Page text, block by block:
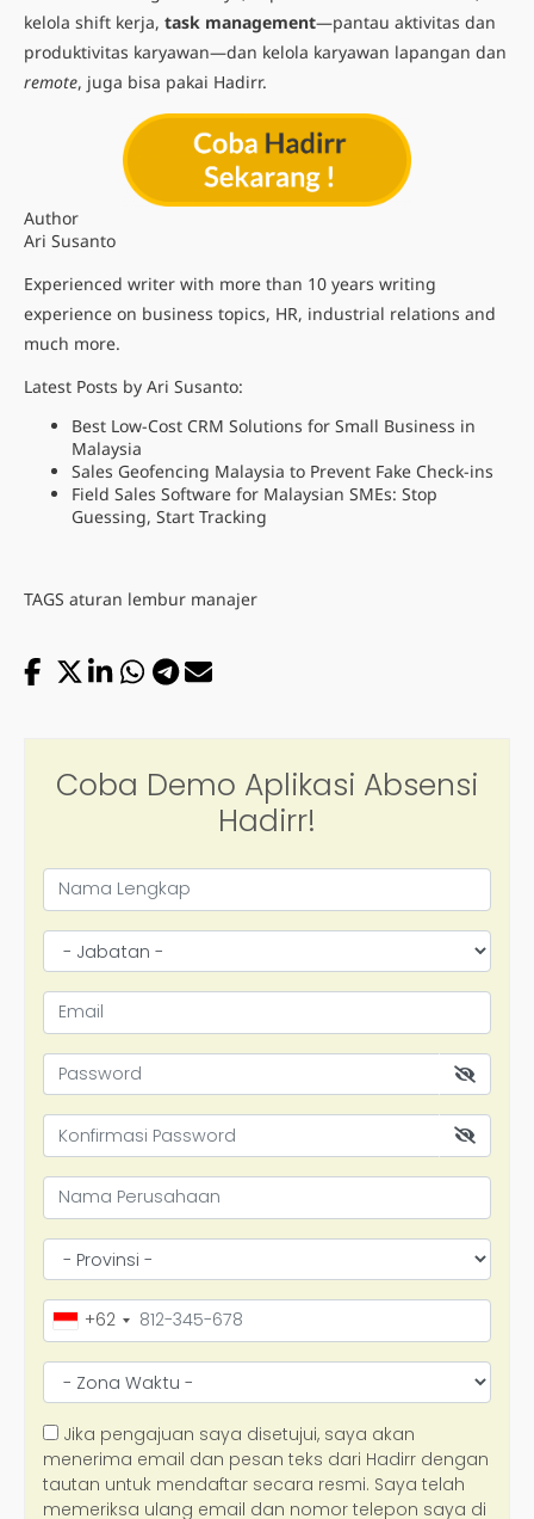
kelola shift kerja, task management—pantau aktivitas dan
produktivitas karyawan—dan kelola karyawan lapangan dan
remote, juga bisa pakai Hadirr.
Author
Ari Susanto
Experienced writer with more than 10 years writing
experience on business topics, HR, industrial relations and
much more.
Latest Posts by Ari Susanto:
Best Low-Cost CRM Solutions for Small Business in
Malaysia
Sales Geofencing Malaysia to Prevent Fake Check-ins
Field Sales Software for Malaysian SMEs: Stop
Guessing, Start Tracking
TAGS aturan lembur manajer